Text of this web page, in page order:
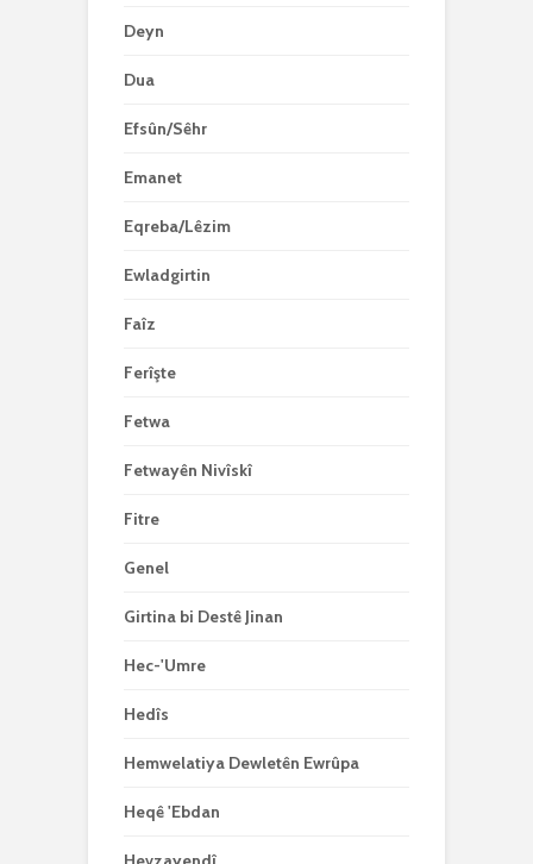
Deyn
Dua
Efsûn/Sêhr
Emanet
Eqreba/Lêzim
Ewladgirtin
Faîz
Ferîşte
Fetwa
Fetwayên Nivîskî
Fitre
Genel
Girtina bi Destê Jinan
Hec-'Umre
Hedîs
Hemwelatiya Dewletên Ewrûpa
Heqê 'Ebdan